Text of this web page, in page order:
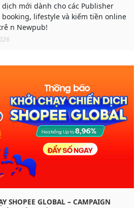
dịch mới dành cho các Publisher
lifestyle và kiếm tiền online
n Newpub!
SHOPEE GLOBAL – CAMPAIGN